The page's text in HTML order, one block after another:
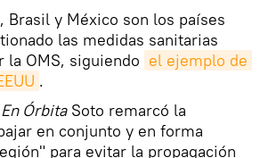
Brasil y México son los países
las medidas sanitarias
la OMS, siguiendo el ejemplo de
.
En ÓrbitaSoto remarcó la
en conjunto y en forma
para evitar la propagación